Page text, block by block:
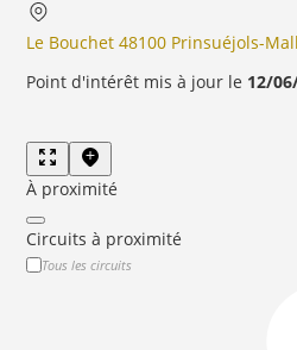
Le Bouchet 48100 Prinsuéjols-
Point d'intérêt mis à jour le 12/
À proximité
Circuits à proximité
Tous les circuits